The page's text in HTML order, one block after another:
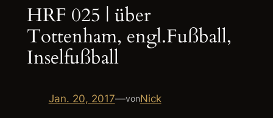
HRF 025 | über
Tottenham, engl.Fußball,
Inselfußball
Jan. 20, 2017—vonNick